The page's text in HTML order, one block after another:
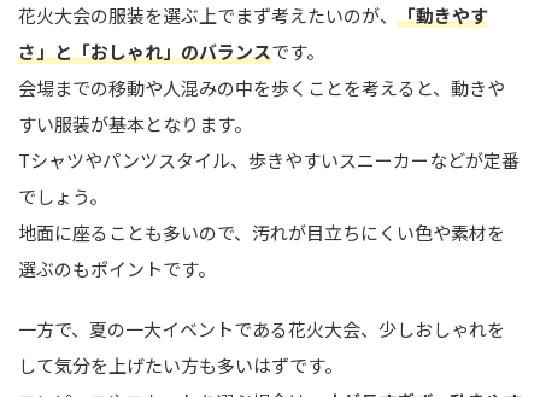
花火大会の服装を選ぶ上でまず考えたいのが、 「動きやす
さ」と「おしゃれ」のバランスです。
会場までの移動や人混みの中を歩くことを考えると、動きや
すい服装が基本となります。
Tシャツやパンツスタイル、歩きやすいスニーカーなどが定番
でしょう。
地面に座ることも多いので、汚れが目立ちにくい色や素材を
選ぶのもポイントです。
一方で、夏の一大イベントである花火大会、少しおしゃれを
して気分を上げたい方も多いはずです。